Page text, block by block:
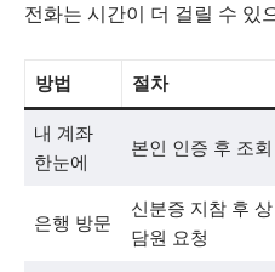
전화는 시간이 더 걸릴 수 있
방법 절차
내 계좌
한눈에
본인 인증 후 조회
은행 방문
신분증 지참 후 상
담원 요청